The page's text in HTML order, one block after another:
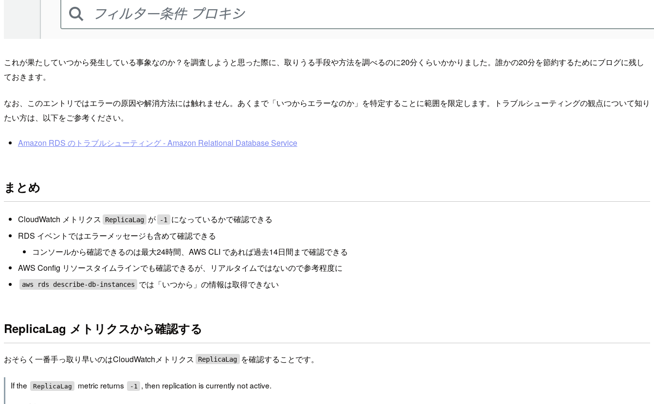
これが果たしていつから発生している事象なのか？を調査しようと思った際に、取りうる手段や方法を調べるのに20分くらいかかりました。誰かの20分を節約するためにブログに残し
ておきます。
なお、このエントリではエラーの原因や解消方法には触れません。あくまで「いつからエラーなのか」を特定することに範囲を限定します。トラブルシューティングの観点について知り
たい方は、以下をご参考ください。
Amazon RDS のトラブルシューティング - Amazon Relational Database Service
まとめ
CloudWatch メトリクス ReplicaLag が -1
になっているかで確認できる
RDS イベントではエラーメッセージも含めて確認できる
コンソールから確認できるのは最大24時間、AWS CLI であれば過去14日間まで確認できる
AWS Config リソースタイムラインでも確認できるが、リアルタイムではないので参考程度に
aws rds describe-db-instances では「いつから」の情報は取得できない
ReplicaLag メトリクスから確認する
おそらく一番手っ取り早いのはCloudWatchメトリクス ReplicaLag を確認することです。
If the ReplicaLag metric returns -1 , then replication is currently not active.